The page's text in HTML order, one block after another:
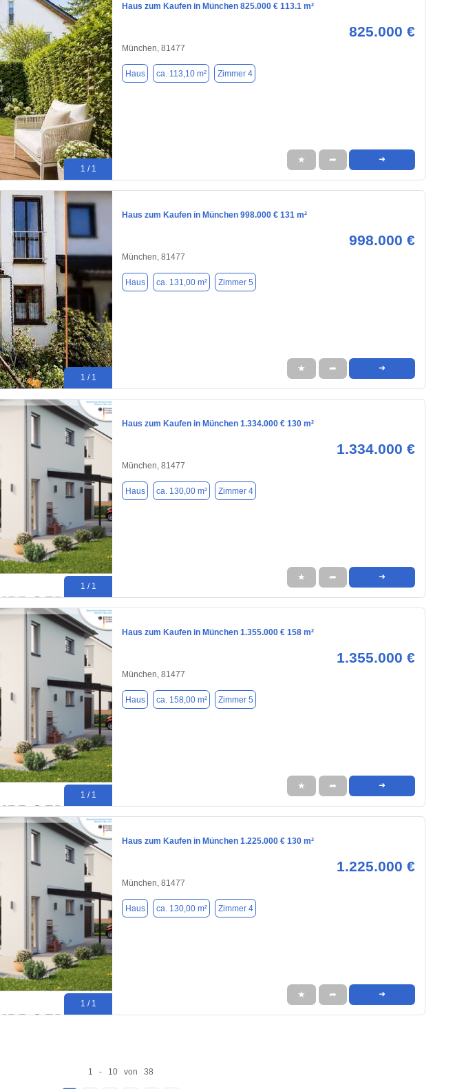
1 / 1
Haus zum Kaufen in München 825.000 € 113.1 m²
825.000 €
München, 81477
Haus ca. 113,10 m² Zimmer 4
★ ➦ ➜
1 / 1
Haus zum Kaufen in München 998.000 € 131 m²
998.000 €
München, 81477
Haus ca. 131,00 m² Zimmer 5
★ ➦ ➜
1 / 1
Haus zum Kaufen in München 1.334.000 € 130 m²
1.334.000 €
München, 81477
Haus ca. 130,00 m² Zimmer 4
★ ➦ ➜
1 / 1
Haus zum Kaufen in München 1.355.000 € 158 m²
1.355.000 €
München, 81477
Haus ca. 158,00 m² Zimmer 5
★ ➦ ➜
1 / 1
Haus zum Kaufen in München 1.225.000 € 130 m²
1.225.000 €
München, 81477
Haus ca. 130,00 m² Zimmer 4
★ ➦ ➜
1 - 10 von 38